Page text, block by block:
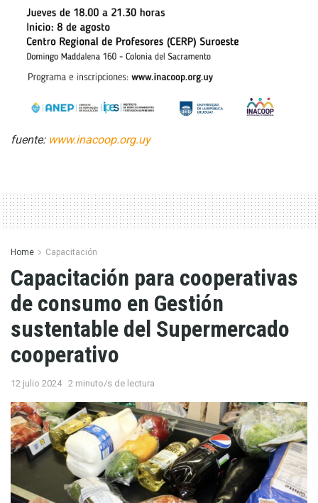
fuente: www.inacoop.org.uy
Home Capacitación
Capacitación para cooperativas
de consumo en Gestión
sustentable del Supermercado
cooperativo
12 julio 2024 2 minuto/s de lectura